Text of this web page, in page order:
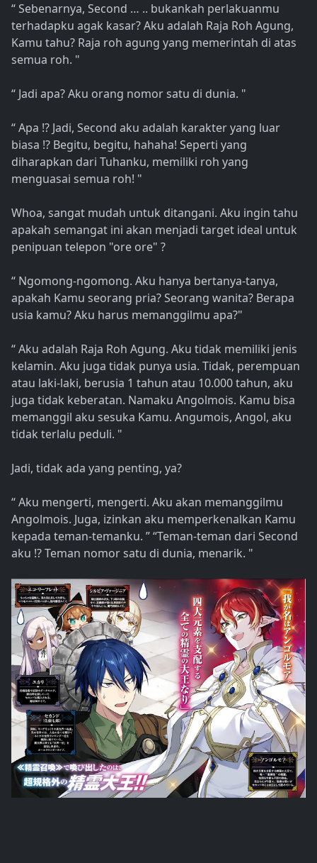
“ Sebenarnya, Second … .. bukankah perlakuanmu
terhadapku agak kasar? Aku adalah Raja Roh Agung,
Kamu tahu? Raja roh agung yang memerintah di atas
semua roh. "
“ Jadi apa? Aku orang nomor satu di dunia. "
“ Apa !? Jadi, Second aku adalah karakter yang luar
biasa !? Begitu, begitu, hahaha! Seperti yang
diharapkan dari Tuhanku, memiliki roh yang
menguasai semua roh! "
Whoa, sangat mudah untuk ditangani. Aku ingin tahu
apakah semangat ini akan menjadi target ideal untuk
penipuan telepon "ore ore" ?
“ Ngomong-ngomong. Aku hanya bertanya-tanya,
apakah Kamu seorang pria? Seorang wanita? Berapa
usia kamu? Aku harus memanggilmu apa?"
“ Aku adalah Raja Roh Agung. Aku tidak memiliki jenis
kelamin. Aku juga tidak punya usia. Tidak, perempuan
atau laki-laki, berusia 1 tahun atau 10.000 tahun, aku
juga tidak keberatan. Namaku Angolmois. Kamu bisa
memanggil aku sesuka Kamu. Angumois, Angol, aku
tidak terlalu peduli. "
Jadi, tidak ada yang penting, ya?
“ Aku mengerti, mengerti. Aku akan memanggilmu
Angolmois. Juga, izinkan aku memperkenalkan Kamu
kepada teman-temanku. ” “Teman-teman dari Second
aku !? Teman nomor satu di dunia, menarik. "